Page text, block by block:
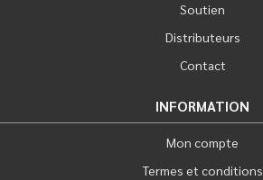
Soutien
Distributeurs
Contact
INFORMATION
Mon compte
Termes et conditions